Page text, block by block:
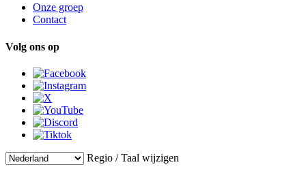
Onze groep
Contact
Volg ons op
Regio / Taal wijzigen